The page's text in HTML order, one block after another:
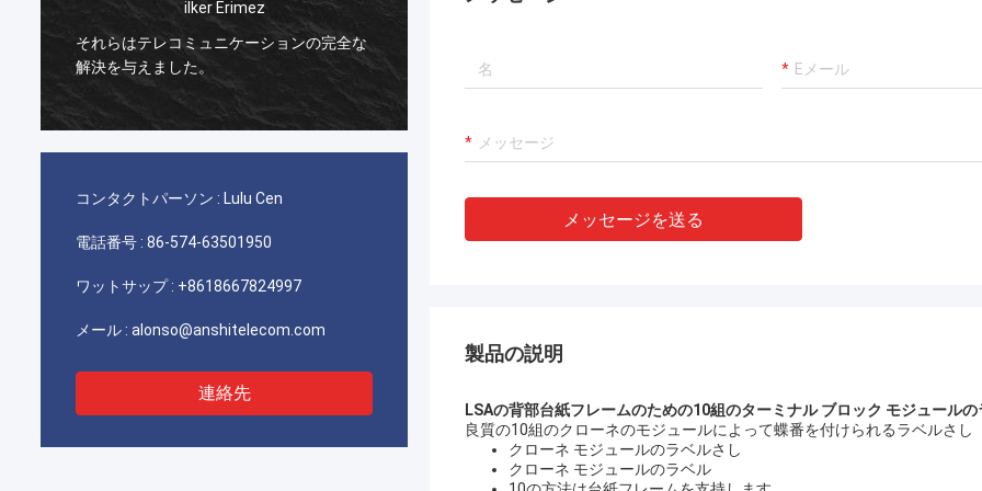
イランの電気通信に使用するあなたのAMP
TYCOのpicabondのコネクターは優秀、私
達の顧客質と非常に満足します働かせま
コンタクトパーソン : Lulu Cen
電話番号 : 86-574-63501950
ワットサップ : +8618667824997
メール : alonso@anshitelecom.com
連絡先
メッセージを送る
製品の説明
LSAの背部台紙フレームのための10組のターミナル ブロック モジュールの
良質の10組のクローネのモジュールによって蝶番を付けられるラベルさし
クローネ モジュールのラベルさし
クローネ モジュールのラベル